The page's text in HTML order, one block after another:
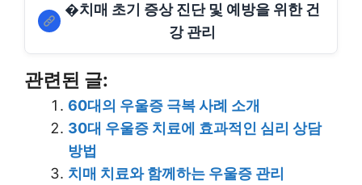
�치매 초기 증상 진단 및 예방을 위한 건
강 관리
관련된 글:
60대의 우울증 극복 사례 소개
30대 우울증 치료에 효과적인 심리 상담
방법
치매 치료와 함께하는 우울증 관리